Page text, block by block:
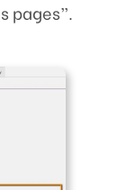
pages”.